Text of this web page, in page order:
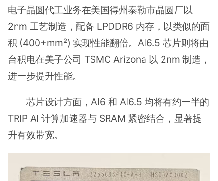
电子晶圆代工业务在美国得州泰勒市晶圆厂以
2nm 工艺制造，配备 LPDDR6 内存，以类似的面
积 (400+mm²) 实现性能翻倍。AI6.5 芯片则将由
台积电在美子公司 TSMC Arizona 以 2nm 制造，
进一步提升性能。
芯片设计方面，AI6 和 AI6.5 均将有约一半的
TRIP AI 计算加速器与 SRAM 紧密结合，显著提
升有效带宽。